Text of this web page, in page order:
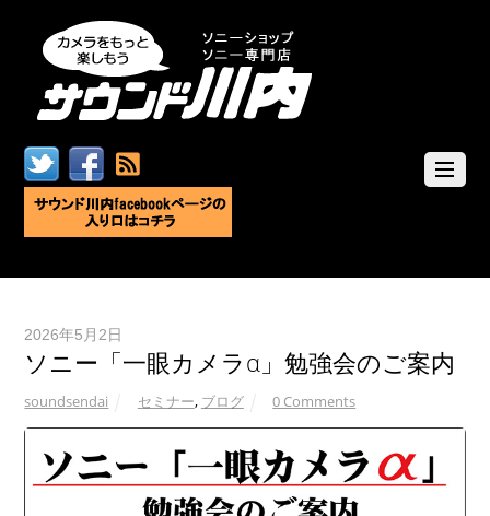
2026年5月2日
ソニー「一眼カメラα」勉強会のご案内
soundsendai セミナー, ブログ 0 Comments